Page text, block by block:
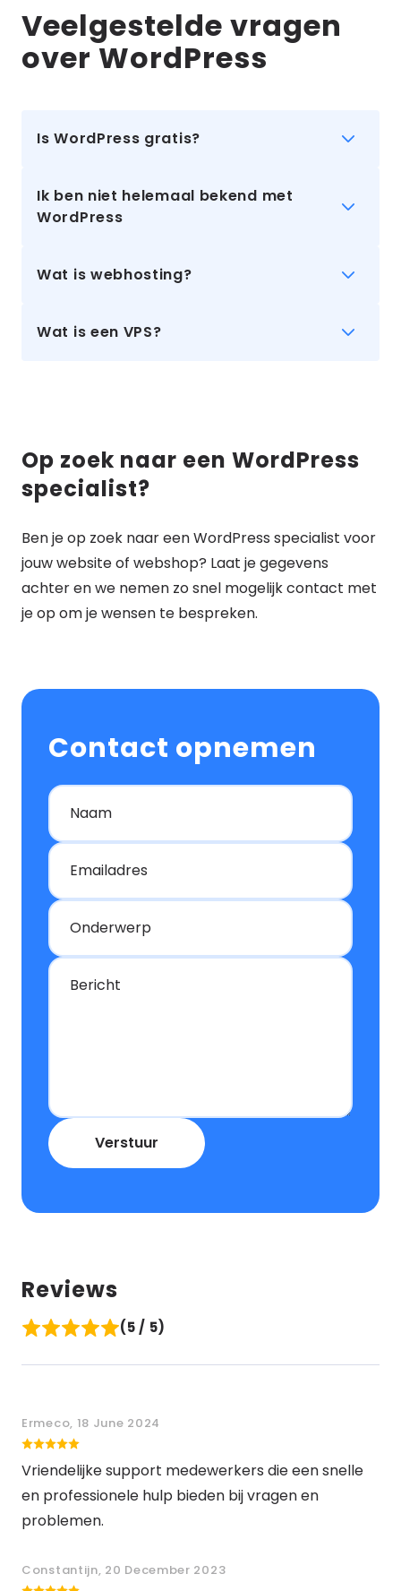
Veelgestelde vragen
over WordPress
Is WordPress gratis?
Ik ben niet helemaal bekend met
WordPress
Wat is webhosting?
Wat is een VPS?
Op zoek naar een WordPress
specialist?
Ben je op zoek naar een WordPress specialist voor
jouw website of webshop? Laat je gegevens
achter en we nemen zo snel mogelijk contact met
je op om je wensen te bespreken.
Contact opnemen
Naam
Emailadres
Onderwerp
Bericht
Verstuur
Reviews
(5 / 5)
Ermeco, 18 June 2024
Vriendelijke support medewerkers die een snelle
en professionele hulp bieden bij vragen en
problemen.
Constantijn, 20 December 2023